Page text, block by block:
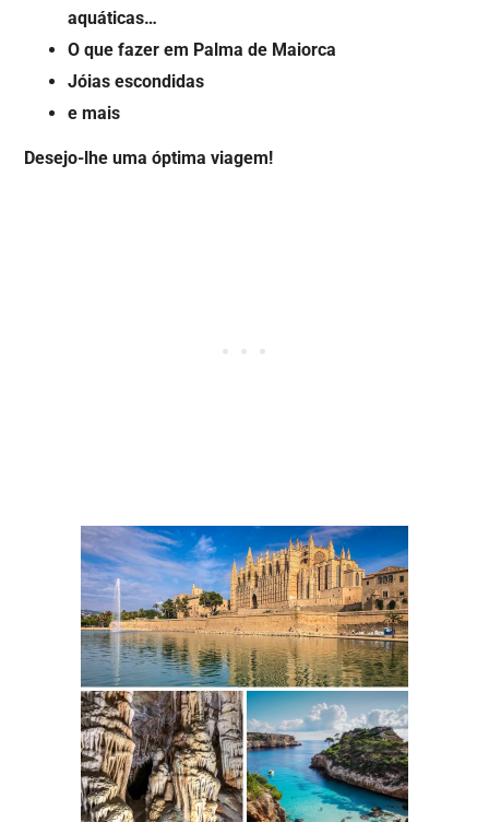
aquáticas…
O que fazer em Palma de Maiorca
Jóias escondidas
e mais
Desejo-lhe uma óptima viagem!